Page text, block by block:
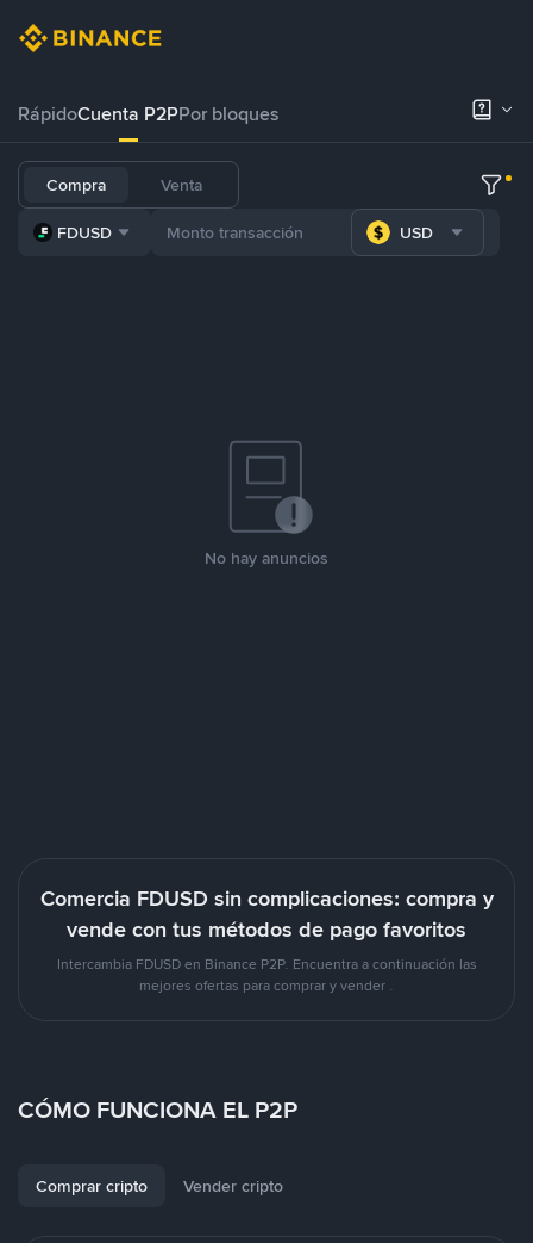
RápidoCuenta P2PPor bloques
Compra Venta
FDUSD USD
No hay anuncios
Comercia FDUSD sin complicaciones: compra y
vende con tus métodos de pago favoritos
Intercambia FDUSD en Binance P2P. Encuentra a continuación las
mejores ofertas para comprar y vender .
CÓMO FUNCIONA EL P2P
Comprar cripto Vender cripto